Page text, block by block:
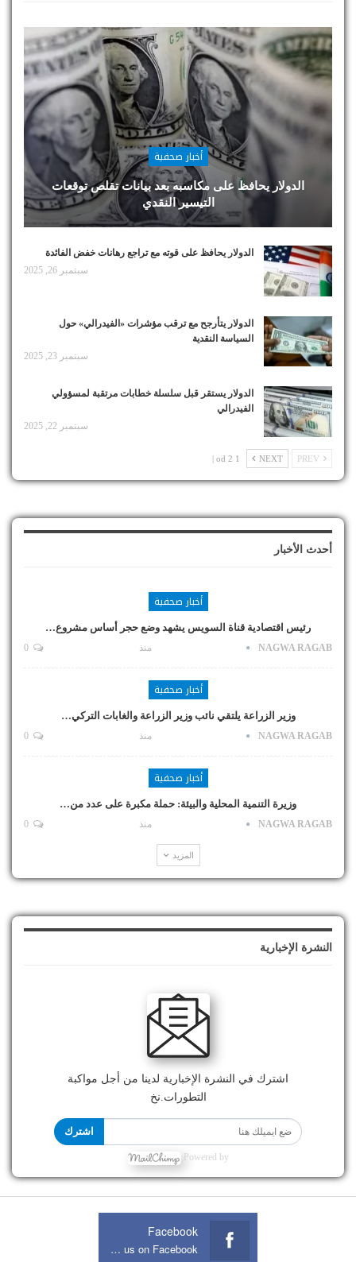
أخبار صحفية
الدولار يحافظ على مكاسبه بعد بيانات تقلص توقعات
التيسير النقدي
الدولار يحافظ على قوته مع تراجع رهانات خفض الفائدة
سبتمبر 26, 2025
الدولار يتأرجح مع ترقب مؤشرات «الفيدرالي» حول
السياسة النقدية
سبتمبر 23, 2025
الدولار يستقر قبل سلسلة خطابات مرتقبة لمسؤولي
الفيدرالي
سبتمبر 22, 2025
NEXT
1 od 2 |
أحدث الأخبار
أخبار صحفية
رئيس اقتصادية قناة السويس يشهد وضع حجر أساس مشروع…
NAGWA RAGAB منذ
أخبار صحفية
وزير الزراعة يلتقي نائب وزير الزراعة والغابات التركي…
NAGWA RAGAB منذ
أخبار صحفية
وزيرة التنمية المحلية والبيئة: حملة مكبرة على عدد من…
NAGWA RAGAB منذ
المزيد
النشرة الإخبارية
اشترك في النشرة الإخبارية لدينا من أجل مواكبة
التطورات.نخ
اشترك
Powered by
Facebook
Join us on Facebook